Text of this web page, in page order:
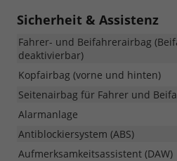
Sicherheit & Assistenz
Fahrer- und Beifahrerairbag
deaktivierbar)
Kopfairbag (vorne und hinten)
Seitenairbag für Fahrer und
Alarmanlage
Antiblockiersystem (ABS)
Aufmerksamkeitsassistent (DAW)